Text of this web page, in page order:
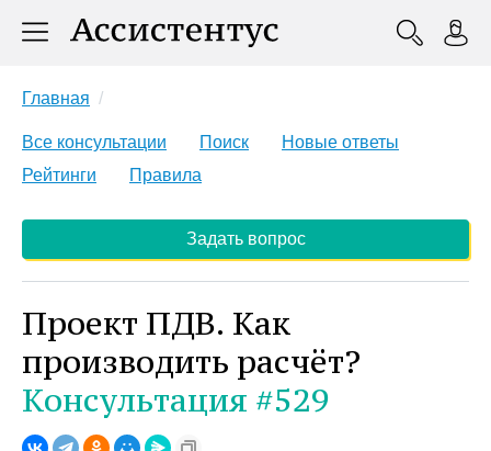
Главная
Все консультации Поиск
Новые ответы
Рейтинги
Правила
Задать вопрос
Проект ПДВ. Как
производить расчёт?
Консультация #529